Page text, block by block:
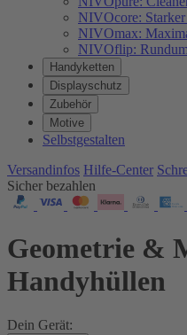
NIVOcore:
NIVOmax:
NIVOflip:
Handyketten
Displayschutz
Zubehör
Motive
Selbstgestalten
Versandinfos Hilfe-Center
Sicher bezahlen
Geometrie &
Handyhüllen
Dein Gerät: